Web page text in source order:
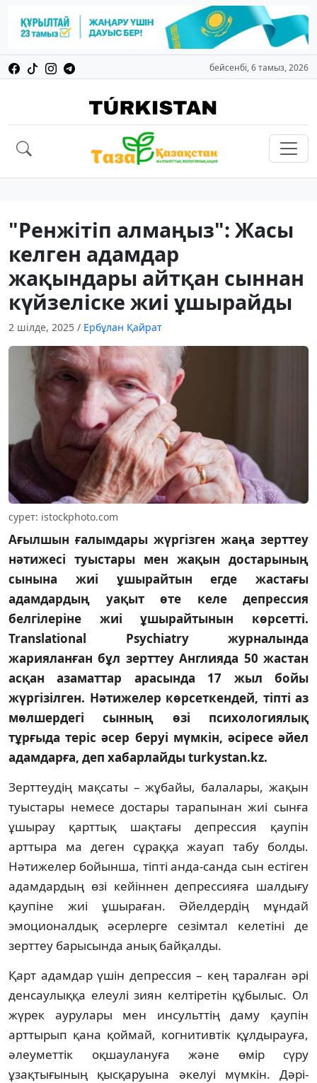
бейсенбі, 6 тамыз, 2026
"Ренжітіп алмаңыз": Жасы
келген адамдар
жақындары айтқан сыннан
күйзеліске жиі ұшырайды
2 шілде, 2025 / Ербұлан Қайрат
сурет: istockphoto.com
Ағылшын ғалымдары жүргізген жаңа зерттеу
нәтижесі туыстары мен жақын достарының
сынына жиі ұшырайтын егде жастағы
адамдардың уақыт өте келе депрессия
белгілеріне жиі ұшырайтынын көрсетті.
Translational Psychiatry журналында
жарияланған бұл зерттеу Англияда 50 жастан
асқан азаматтар арасында 17 жыл бойы
жүргізілген. Нәтижелер көрсеткендей, тіпті аз
мөлшердегі сынның өзі психологиялық
тұрғыда теріс әсер беруі мүмкін, әсіресе әйел
адамдарға, деп хабарлайды turkystan.kz.
Зерттеудің мақсаты – жұбайы, балалары, жақын
туыстары немесе достары тарапынан жиі сынға
ұшырау қарттық шақтағы депрессия қаупін
арттыра ма деген сұраққа жауап табу болды.
Нәтижелер бойынша, тіпті анда-санда сын естіген
адамдардың өзі кейіннен депрессияға шалдығу
қаупіне жиі ұшыраған. Әйелдердің мұндай
эмоционалдық әсерлерге сезімтал келетіні де
зерттеу барысында анық байқалды.
Қарт адамдар үшін депрессия – кең таралған әрі
денсаулыққа елеулі зиян келтіретін құбылыс. Ол
жүрек аурулары мен инсульттің даму қаупін
арттырып қана қоймай, когнитивтік құлдырауға,
әлеуметтік оқшаулануға және өмір сүру
ұзақтығының қысқаруына әкелуі мүмкін. Дәрі-